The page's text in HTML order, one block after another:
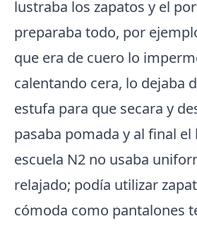
lustraba los zapatos y el
preparaba todo, por
que era de cuero lo
calentando cera, lo dejaba
estufa para que secara y
pasaba pomada y al final el
escuela N2 no usaba
relajado; podía utilizar
cómoda como pantalones